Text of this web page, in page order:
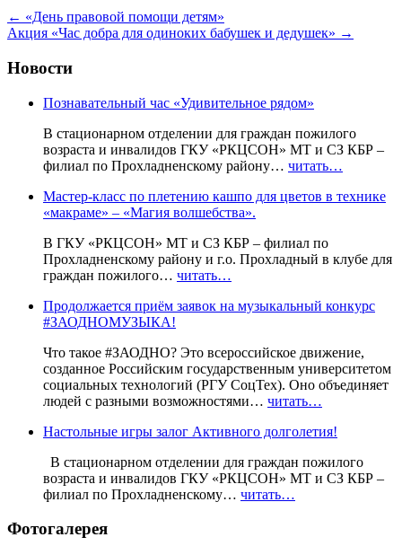
← «День правовой помощи детям»
Акция «Час добра для одиноких бабушек и дедушек» →
Новости
Познавательный час «Удивительное рядом»
В стационарном отделении для граждан пожилого
возраста и инвалидов ГКУ «РКЦСОН» МТ и СЗ КБР –
филиал по Прохладненскому району… читать…
Мастер-класс по плетению кашпо для цветов в технике
«макраме» – «Магия волшебства».
В ГКУ «РКЦСОН» МТ и СЗ КБР – филиал по
Прохладненскому району и г.о. Прохладный в клубе для
граждан пожилого… читать…
Продолжается приём заявок на музыкальный конкурс
#ЗАОДНОМУЗЫКА!
Что такое #ЗАОДНО? Это всероссийское движение,
созданное Российским государственным университетом
социальных технологий (РГУ СоцТех). Оно объединяет
людей с разными возможностями… читать…
Настольные игры залог Активного долголетия!
В стационарном отделении для граждан пожилого
возраста и инвалидов ГКУ «РКЦСОН» МТ и СЗ КБР –
филиал по Прохладненскому… читать…
Фотогалерея